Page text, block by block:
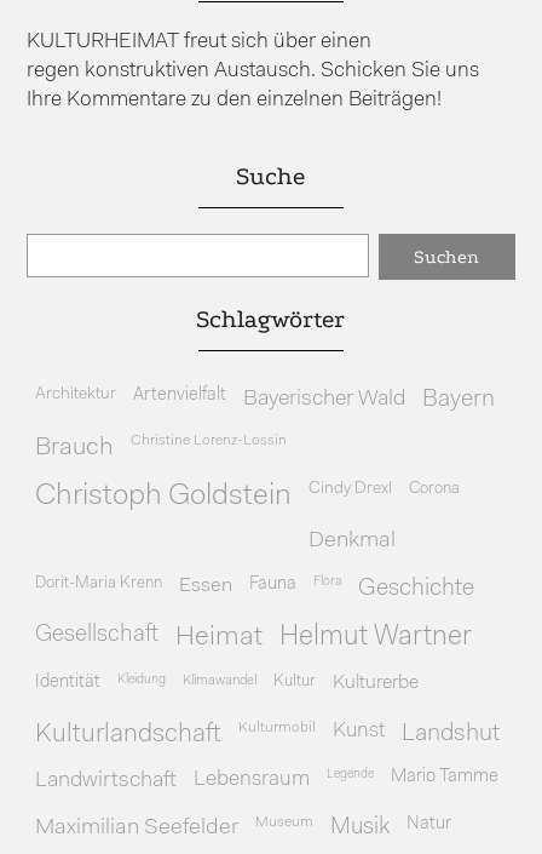
KULTURHEIMAT freut sich über einen
regen konstruktiven Austausch. Schicken Sie uns
Ihre Kommentare zu den einzelnen Beiträgen!
Suche
Schlagwörter
Architektur Artenvielfalt Bayerischer Wald Bayern
Brauch Christine Lorenz-Lossin
Christoph Goldstein Cindy Drexl Corona
Denkmal
Dorit-Maria Krenn Essen Fauna Flora Geschichte
Gesellschaft Heimat Helmut Wartner
Identität Kleidung Klimawandel Kultur Kulturerbe
Kulturlandschaft Kulturmobil Kunst Landshut
Landwirtschaft Lebensraum Legende Mario Tamme
Maximilian Seefelder Museum Musik Natur